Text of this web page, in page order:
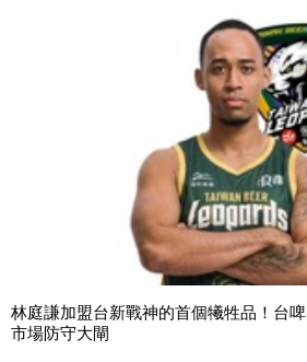
林庭謙加盟台新戰神的首個犧牲品！台
市場防守大閘